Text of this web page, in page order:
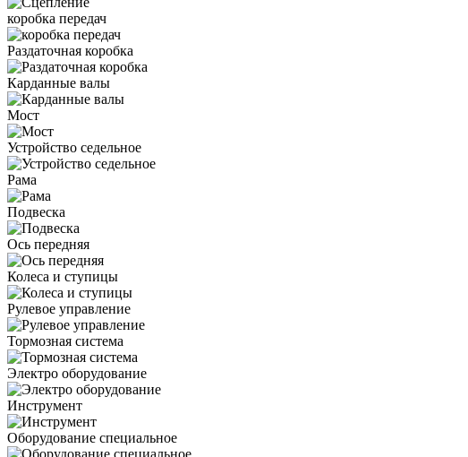
коробка передач
Раздаточная коробка
Карданные валы
Мост
Устройство седельное
Рама
Подвеска
Ось передняя
Колеса и ступицы
Рулевое управление
Тормозная система
Электро оборудование
Инструмент
Оборудование специальное